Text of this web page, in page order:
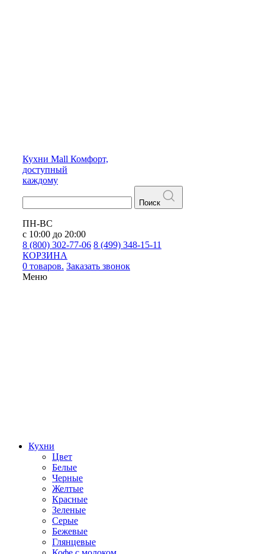
Кухни Mall Комфорт,
доступный
каждому
Поиск
ПН-ВС
с 10:00 до 20:00
8 (800) 302-77-06 8 (499) 348-15-11
КОРЗИНА
0 товаров. Заказать звонок
Меню
Кухни
Цвет
Белые
Черные
Желтые
Красные
Зеленые
Серые
Бежевые
Глянцевые